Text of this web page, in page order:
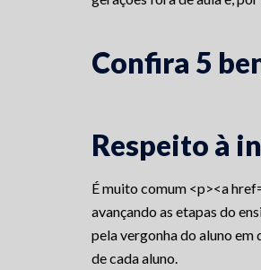
Confira 5
Respeito à
É muito comum <p><a
avançando as etapas do
pela vergonha do aluno
de cada aluno.